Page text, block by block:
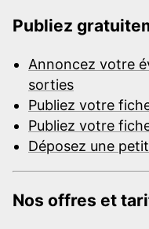
Publiez
Annoncez votre
sorties
Publiez votre
Publiez votre
Déposez une
Nos offres et